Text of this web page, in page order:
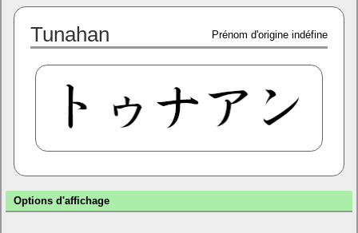
Tunahan Prénom d'origine indéfine
Options d'affichage